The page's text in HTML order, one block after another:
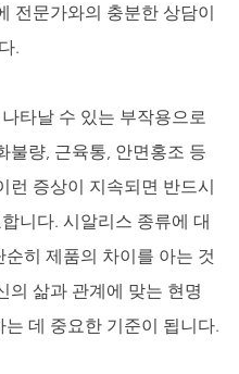
전문가와의 충분한 상담이
.
타날 수 있는 부작용으로
불량, 근육통, 안면홍조 등
런 증상이 지속되면 반드시
니다. 시알리스 종류에 대
순히 제품의 차이를 아는 것
의 삶과 관계에 맞는 현명
는 데 중요한 기준이 됩니다.